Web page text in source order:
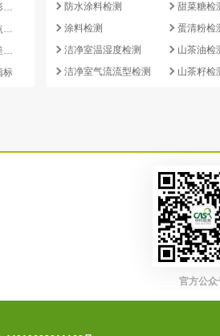
蜂窝活性炭、颗粒活性炭与柱状活性炭：形态差异与检测重点对照
蜂窝活性炭检测指南：废气治理企业需重点关注的5项核心指标
活性炭强度检测：耐磨与抗压指标的方法差异及验收意义
标
防水涂料检测
涂料检测
洁净室温湿度检测
洁净室气流流型检测
甜菜糖检
蛋清粉检
山茶油检
山茶籽检
官方公众